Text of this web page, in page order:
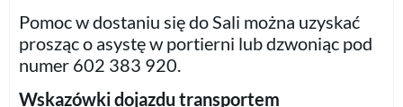
Pomoc w dostaniu się do Sali można uzyskać
prosząc o asystę w portierni lub dzwoniąc pod
numer 602 383 920.
Wskazówki dojazdu transportem